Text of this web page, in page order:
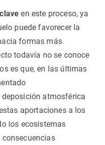
en este proceso, ya
puede favorecer la
formas más
todavía no se conoce
es que, en las últimas
atmosférica
aportaciones a los
los ecosistemas